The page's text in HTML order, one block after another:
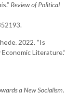
Review of Political
2022. “Is
Literature.”
a New Socialism.